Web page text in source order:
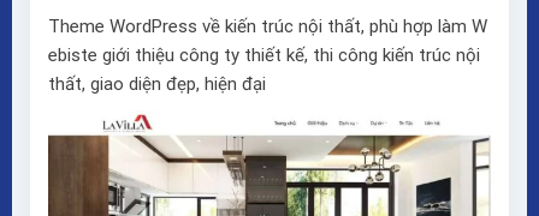
Theme WordPress về kiến trúc nội thất, phù hợp làm W
ebiste giới thiệu công ty thiết kế, thi công kiến trúc nội
thất, giao diện đẹp, hiện đại